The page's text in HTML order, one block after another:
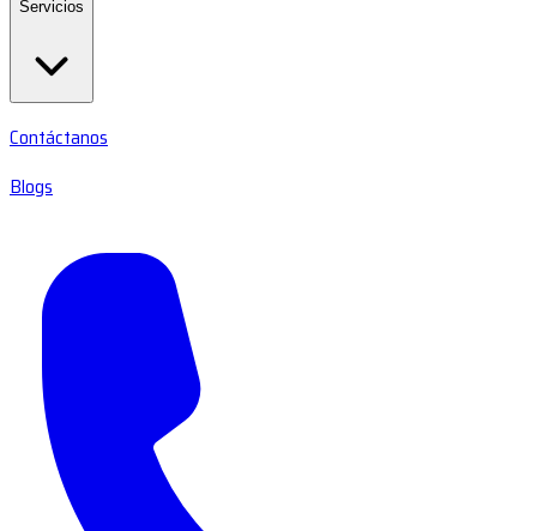
Servicios
Contáctanos
Blogs